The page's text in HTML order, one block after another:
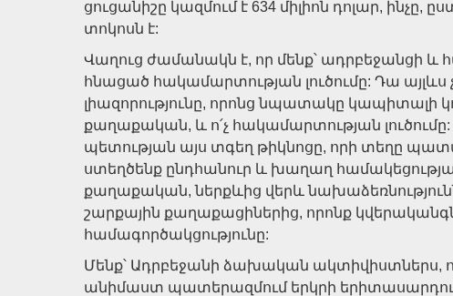
ցուցանիշը կազմում է 634 միլիոն դոլար, ինչը,
տոկոսն է:
Վաղուց ժամանակն է, որ մենք՝ ադրբեջանցի և
հնացած հակամարտության լուծումը: Դա
լիազորությունը, որոնց նպատակը կապիտալի
քաղաքական, և ո՛չ հակամարտության
պետության այս տգեղ թիկնոցը, որի տեղը
ստեղծենք ընդհանուր և խաղաղ
քաղաքական, ներքևից վերև
շարքային քաղաքացիներից, որոնք
համագործակցությունը:
Մենք՝ Ադրբեջանի ձախական ակտիվիստներս,
անիմաստ պատերազմում երկրի